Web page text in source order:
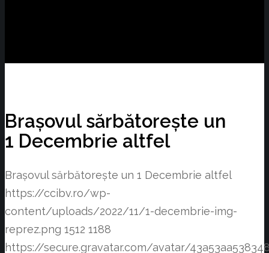
Brașovul sărbătorește un
1 Decembrie altfel
Brașovul sărbătorește un 1 Decembrie altfel
https://ccibv.ro/wp-
content/uploads/2022/11/1-decembrie-img-
reprez.png 1512 1188
https://secure.gravatar.com/avatar/